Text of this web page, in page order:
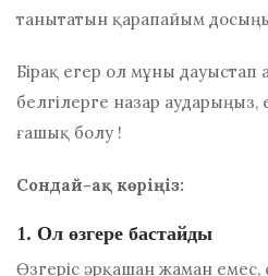
танытатын қарапайым
Бірақ егер ол мұны дауыстап
белгілерге назар аударыңыз,
ғашық болу !
Сондай-ақ көріңіз:
1. Ол өзгере бастайды
Өзгеріс әрқашан жаман емес,